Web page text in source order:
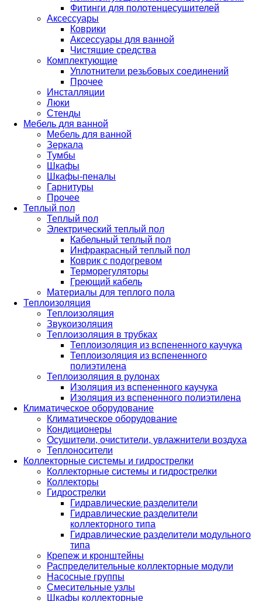
Фитинги для полотенцесушителей
Аксессуары
Коврики
Аксессуары для ванной
Чистящие средства
Комплектующие
Уплотнители резьбовых соединений
Прочее
Инсталляции
Люки
Стенды
Мебель для ванной
Мебель для ванной
Зеркала
Тумбы
Шкафы
Шкафы-пеналы
Гарнитуры
Прочее
Теплый пол
Теплый пол
Электрический теплый пол
Кабельный теплый пол
Инфракрасный теплый пол
Коврик с подогревом
Терморегуляторы
Греющий кабель
Материалы для теплого пола
Теплоизоляция
Теплоизоляция
Звукоизоляция
Теплоизоляция в трубках
Теплоизоляция из вспененного каучука
Теплоизоляция из вспененного
полиэтилена
Теплоизоляция в рулонах
Изоляция из вспененного каучука
Изоляция из вспененного полиэтилена
Климатическое оборудование
Климатическое оборудование
Кондиционеры
Осушители, очистители, увлажнители воздуха
Теплоносители
Коллекторные системы и гидрострелки
Коллекторные системы и гидрострелки
Коллекторы
Гидрострелки
Гидравлические разделители
Гидравлические разделители
коллекторного типа
Гидравлические разделители модульного
типа
Крепеж и кронштейны
Распределительные коллекторные модули
Насосные группы
Смесительные узлы
Шкафы коллекторные